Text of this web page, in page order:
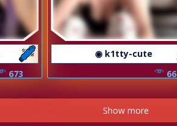
673
◉ k1tty-cute
Show more